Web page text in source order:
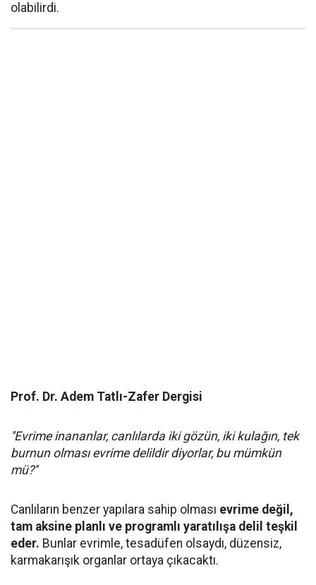
olabilirdi.
Prof. Dr. Adem Tatlı-Zafer Dergisi
''Evrime inananlar, canlılarda iki gözün, iki kulağın, tek
burnun olması evrime delildir diyorlar, bu mümkün
mü?''
Canlıların benzer yapılara sahip olması evrime değil,
tam aksine planlı ve programlı yaratılışa delil teşkil
eder. Bunlar evrimle, tesadüfen olsaydı, düzensiz,
karmakarışık organlar ortaya çıkacaktı.